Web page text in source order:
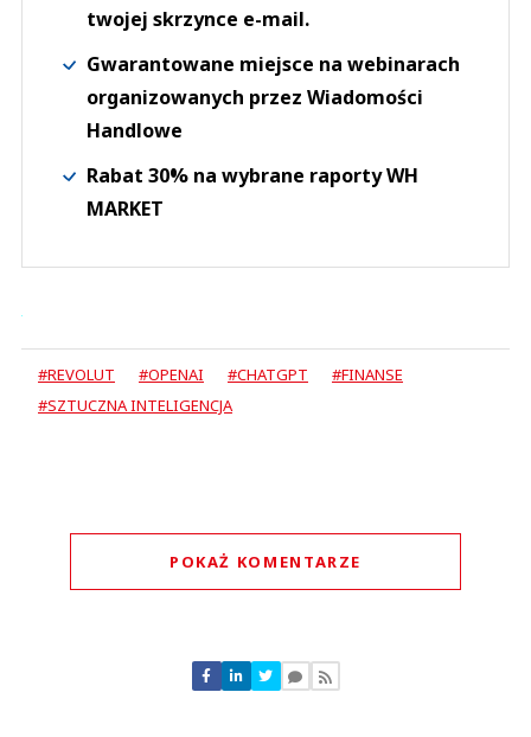
twojej skrzynce e-mail.
Gwarantowane miejsce na webinarach
organizowanych przez Wiadomości
Handlowe
Rabat 30% na wybrane raporty WH
MARKET
#REVOLUT #OPENAI #CHATGPT
#FINANSE
#SZTUCZNA INTELIGENCJA
POKAŻ KOMENTARZE
Nie znaleziono komentarzy
Zostaw swoje komentarze